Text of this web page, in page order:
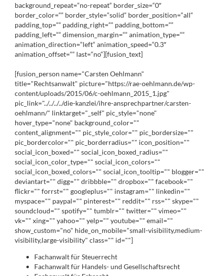
background_repeat=“no-repeat“ border_size=“0″
border_color=““ border_style=“solid“ border_position=“all“
padding_top=““ padding_right=““ padding_bottom=““
padding_left=““ dimension_margin=““ animation_type=““
animation_direction=“left“ animation_speed=“0.3″
animation_offset=““ last=“no“][fusion_text]
[fusion_person name="Carsten Oehlmann"
title="Rechtsanwalt" picture="https://rae-oehlmann.de/wp-
content/uploads/2015/06/c-oehlmann_2015_1.jpg"
pic_link="../../../../die-kanzlei/ihre-ansprechpartner/carsten-
oehlmann/" linktarget="_self" pic_style="none"
hover_type="none" background_color=""
content_alignment="" pic_style_color="" pic_bordersize=""
pic_bordercolor="" pic_borderradius="" icon_position=""
social_icon_boxed="" social_icon_boxed_radius=""
social_icon_color_type="" social_icon_colors=""
social_icon_boxed_colors="" social_icon_tooltip="" blogger=""
deviantart="" digg="" dribbble="" dropbox="" facebook=""
flickr="" forrst="" googleplus="" instagram="" linkedin=""
myspace="" paypal="" pinterest="" reddit="" rss="" skype=""
soundcloud="" spotify="" tumblr="" twitter="" vimeo=""
vk="" xing="" yahoo="" yelp="" youtube="" email=""
show_custom="no" hide_on_mobile="small-visibility,medium-
visibility,large-visibility" class="" id=""]
Fachanwalt für Steuerrecht
Fachanwalt für Handels- und Gesellschaftsrecht